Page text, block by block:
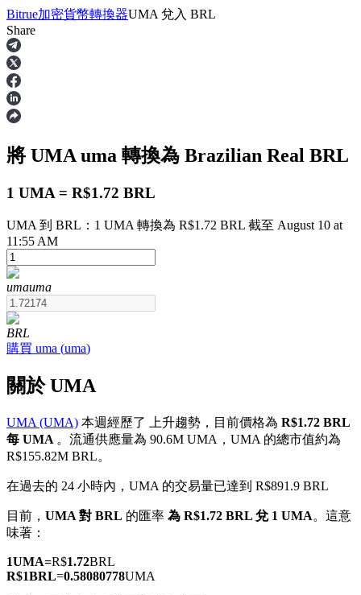
合約
多種以USDT結算的永續合約
幣本位永續
以數字貨幣為保證金的永續合約
美股、外匯、貴金屬及大宗商品衍生性商品
Bitrue加密貨幣轉換器UMA 兌入 BRL
Share
將 UMA uma 轉換為 Brazilian Real BRL
1 UMA = R$1.72 BRL
UMA 到 BRL：1 UMA 轉換為 R$1.72 BRL 截至 August 10 at
11:55 AM
umauma
BRL
購買 uma (uma)
關於 UMA
UMA (UMA) 本週經歷了 上升趨勢，目前價格為 R$1.72 BRL
每 UMA 。流通供應量為 90.6M UMA，UMA 的總市值約為
R$155.82M BRL。
在過去的 24 小時內，UMA 的交易量已達到 R$891.9 BRL
目前， UMA 對 BRL 的匯率 為 R$1.72 BRL 兌 1 UMA。這意
味著：
1UMA=R$1.72BRL
R$1BRL=0.58080778UMA